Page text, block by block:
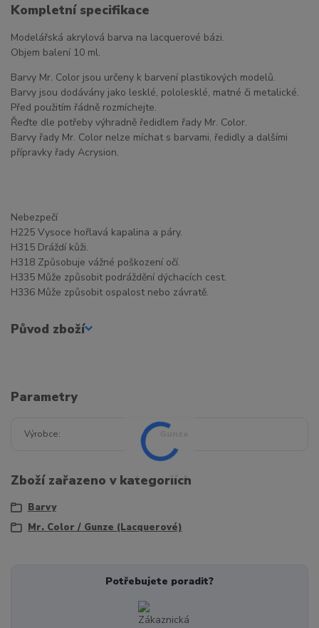
Kompletní specifikace
Modelářská akrylová barva na lacquerové bázi.
Objem balení 10 ml.
Barvy Mr. Color jsou určeny k barvení plastikových modelů.
Barvy jsou dodávány jako lesklé, pololesklé, matné či metalické.
Před použitím řádně rozmíchejte.
Řeďte dle potřeby výhradně ředidlem řady Mr. Color.
Barvy řady Mr. Color nelze míchat s barvami, ředidly a dalšími
přípravky řady Acrysion.
Nebezpečí
H225 Vysoce hořlavá kapalina a páry.
H315 Dráždí kůži.
H318 Způsobuje vážné poškození očí.
H335 Může způsobit podráždění dýchacích cest.
H336 Může způsobit ospalost nebo závratě.
Původ zboží
Parametry
Výrobce
Zboží zařazeno v kategoriích
Barvy
Mr. Color / Gunze (Lacquerové)
Potřebujete poradit?